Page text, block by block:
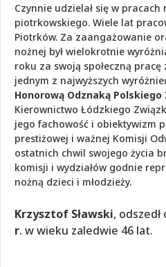
Czynnie udzielał się w pracach
piotrkowskiego. Wiele lat
Piotrków. Za zaangażowanie
nożnej był wielokrotnie
roku za swoją społeczną
jednym z najwyższych
Honorową Odznaką Polskiego
Kierownictwo Łódzkiego
jego fachowość i obiektywizm
prestiżowej i ważnej Komisji
ostatnich chwil swojego życia
komisji i wydziałów godnie
nożną dzieci i młodzieży.
Krzysztof Sławski, odszedł
r. w wieku zaledwie 46 lat.